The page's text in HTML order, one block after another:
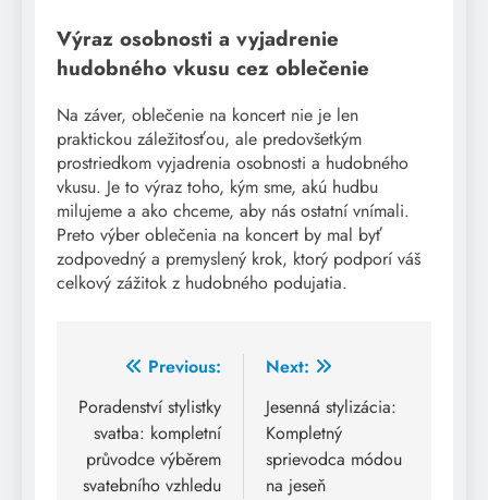
Výraz osobnosti a vyjadrenie
hudobného vkusu cez oblečenie
Na záver, oblečenie na koncert nie je len
praktickou záležitosťou, ale predovšetkým
prostriedkom vyjadrenia osobnosti a hudobného
vkusu. Je to výraz toho, kým sme, akú hudbu
milujeme a ako chceme, aby nás ostatní vnímali.
Preto výber oblečenia na koncert by mal byť
zodpovedný a premyslený krok, ktorý podporí váš
celkový zážitok z hudobného podujatia.
Post
navigation
Previous:
Poradenství stylistky
svatba: kompletní
průvodce výběrem
svatebního vzhledu
Next:
Jesenná stylizácia:
Kompletný
sprievodca módou
na jeseň